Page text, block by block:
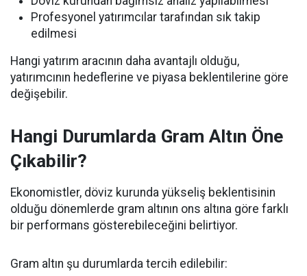
Profesyonel yatırımcılar tarafından sık takip
edilmesi
Hangi yatırım aracının daha avantajlı olduğu,
yatırımcının hedeflerine ve piyasa beklentilerine göre
değişebilir.
Hangi Durumlarda Gram Altın Öne
Çıkabilir?
Ekonomistler, döviz kurunda yükseliş beklentisinin
olduğu dönemlerde gram altının ons altına göre farklı
bir performans gösterebileceğini belirtiyor.
Gram altın şu durumlarda tercih edilebilir: